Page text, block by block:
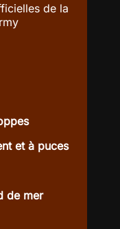
de la
et à puces
de mer